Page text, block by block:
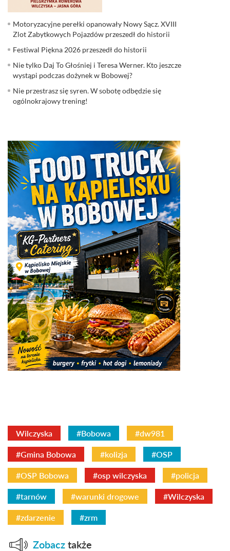
Motoryzacyjne perełki opanowały Nowy Sącz. XVIII
Zlot Zabytkowych Pojazdów przeszedł do historii
Festiwal Piękna 2026 przeszedł do historii
Nie tylko Daj To Głośniej i Teresa Werner. Kto jeszcze
wystąpi podczas dożynek w Bobowej?
Nie przestrasz się syren. W sobotę odbędzie się
ogólnokrajowy trening!
Wilczyska #Bobowa #dw981
#Gmina Bobowa #kolizja #OSP
#OSP Bobowa #osp wilczyska #policja
#tarnów #warunki drogowe #Wilczyska
#zdarzenie #zrm
Zobacz także